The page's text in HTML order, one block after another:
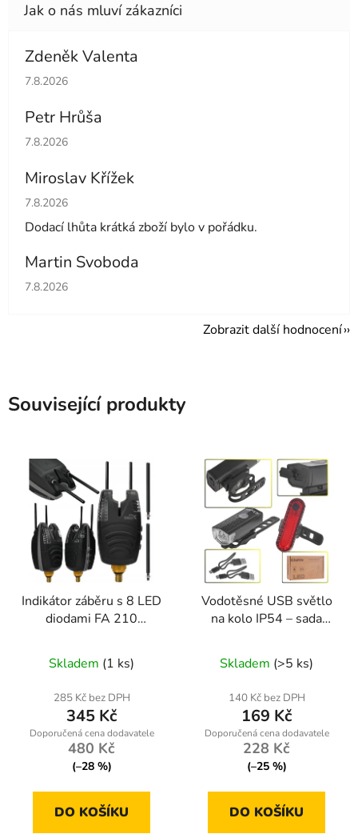
Zdeněk Valenta
Hodnocení obchodu je 5 z 5 hvězdiček.
7.8.2026
Petr Hrůša
Hodnocení obchodu je 5 z 5 hvězdiček.
7.8.2026
Miroslav Křížek
Hodnocení obchodu je 5 z 5 hvězdiček.
7.8.2026
Dodací lhůta krátká zboží bylo v pořádku.
Martin Svoboda
Hodnocení obchodu je 5 z 5 hvězdiček.
7.8.2026
Zobrazit další hodnocení
Související produkty
Indikátor záběru s 8 LED
diodami FA 210
FISING
hodnocení
produktu
je
4,1
z
hvězdiček.
Skladem (1 ks)
285 Kč bez DPH
345 Kč
480 Kč
(–28 %)
DO KOŠÍKU
Vodotěsné USB světlo
na kolo IP54 – sada
hodnocení
produktu
je
5,0
z
hvězdiček.
Skladem (>5 ks)
140 Kč bez DPH
169 Kč
228 Kč
(–25 %)
DO KOŠÍKU